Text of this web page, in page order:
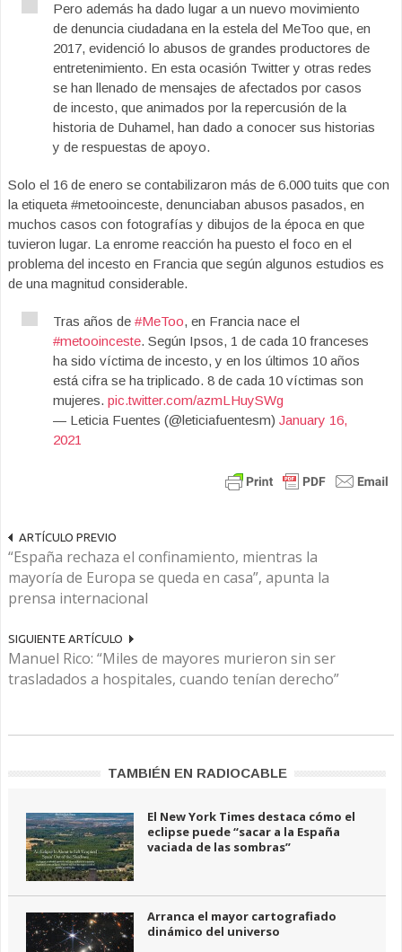
Pero además ha dado lugar a un nuevo movimiento
de denuncia ciudadana en la estela del MeToo que, en
2017, evidenció lo abusos de grandes productores de
entretenimiento. En esta ocasión Twitter y otras redes
se han llenado de mensajes de afectados por casos
de incesto, que animados por la repercusión de la
historia de Duhamel, han dado a conocer sus historias
y de respuestas de apoyo.
Solo el 16 de enero se contabilizaron más de 6.000 tuits que con
la etiqueta #metooinceste, denunciaban abusos pasados, en
muchos casos con fotografías y dibujos de la época en que
tuvieron lugar. La enrome reacción ha puesto el foco en el
problema del incesto en Francia que según algunos estudios es
de una magnitud considerable.
Tras años de #MeToo, en Francia nace el
#metooinceste. Según Ipsos, 1 de cada 10 franceses
ha sido víctima de incesto, y en los últimos 10 años
está cifra se ha triplicado. 8 de cada 10 víctimas son
mujeres. pic.twitter.com/azmLHuySWg
— Leticia Fuentes (@leticiafuentesm) January 16,
2021
ARTÍCULO PREVIO
“España rechaza el confinamiento, mientras la
mayoría de Europa se queda en casa”, apunta la
prensa internacional
SIGUIENTE ARTÍCULO
Manuel Rico: “Miles de mayores murieron sin ser
trasladados a hospitales, cuando tenían derecho”
TAMBIÉN EN RADIOCABLE
El New York Times destaca cómo el
eclipse puede “sacar a la España
vaciada de las sombras”
Arranca el mayor cartografiado
dinámico del universo